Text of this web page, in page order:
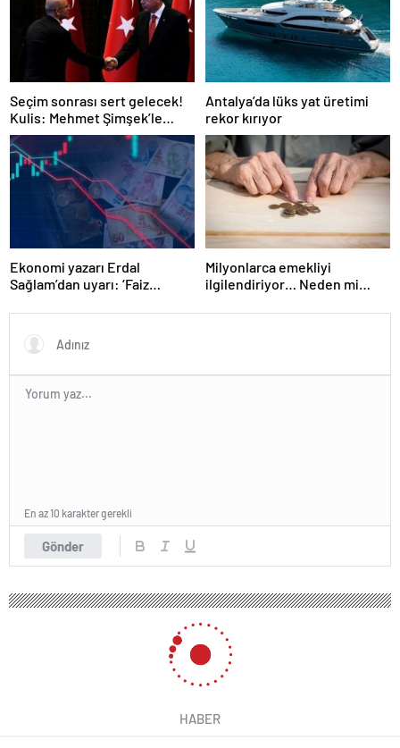
Seçim sonrası sert gelecek!
Kulis: Mehmet Şimşek’le
Erdoğan’ın ‘yoksulları
öldürdün’ tartışması
Antalya’da lüks yat üretimi
rekor kırıyor
Ekonomi yazarı Erdal
Sağlam’dan uyarı: ‘Faiz
itibaren göreceğiz’
Milyonlarca emekliyi
ilgilendiriyor… Neden mi
Uzmanlar anlattı
Gönder
En az 10 karakter gerekli
HABER